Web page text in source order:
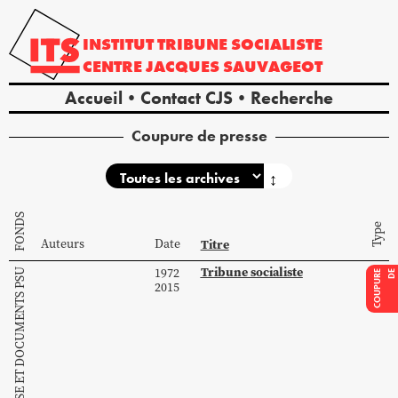
INSTITUTTRIBUNE SOCIALISTE
CENTREJACQUES SAUVAGEOT
Accueil Contact CJS Recherche
Coupure de presse
↕
FONDS Auteurs Date Titre Type
1972
2015
Tribune socialiste C
O
U
P
U
R
E
D
E
P
R
E
S
S